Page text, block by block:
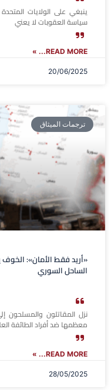
ينبغي على الولايات
سياسة العقوبات لا يعني
READ MORE... »
20/06/2025
ترجمات الميثاق
«أريد فقط الأمان»: الخوف
الساحل السوري
نزل المقاتلون والمسلحون
معظمها ضد أفراد الطائفة
READ MORE... »
28/05/2025